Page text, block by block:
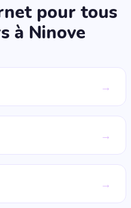
pour tous
à Ninove
→
→
→